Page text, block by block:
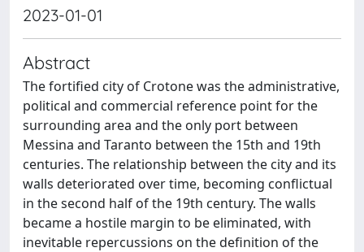
2023-01-01
Abstract
The fortified city of Crotone was the administrative,
political and commercial reference point for the
surrounding area and the only port between
Messina and Taranto between the 15th and 19th
centuries. The relationship between the city and its
walls deteriorated over time, becoming conflictual
in the second half of the 19th century. The walls
became a hostile margin to be eliminated, with
inevitable repercussions on the definition of the